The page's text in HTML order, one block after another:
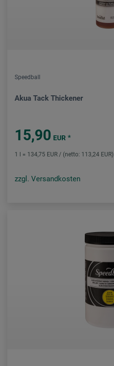
Speedball
Akua Tack Thickener
15,90 EUR *
1 l = 134,75 EUR / (netto: 113,24 EUR)
zzgl. Versandkosten